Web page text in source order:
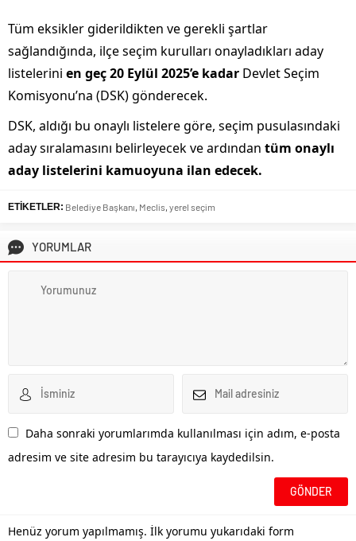
Tüm eksikler giderildikten ve gerekli şartlar
sağlandığında, ilçe seçim kurulları onayladıkları aday
listelerini en geç 20 Eylül 2025’e kadar Devlet Seçim
Komisyonu’na (DSK) gönderecek.
DSK, aldığı bu onaylı listelere göre, seçim pusulasındaki
aday sıralamasını belirleyecek ve ardından tüm onaylı
aday listelerini kamuoyuna ilan edecek.
ETİKETLER: Belediye Başkanı Meclis yerel seçim
YORUMLAR
Daha sonraki yorumlarımda kullanılması için adım, e-posta
adresim ve site adresim bu tarayıcıya kaydedilsin.
Henüz yorum yapılmamış. İlk yorumu yukarıdaki form